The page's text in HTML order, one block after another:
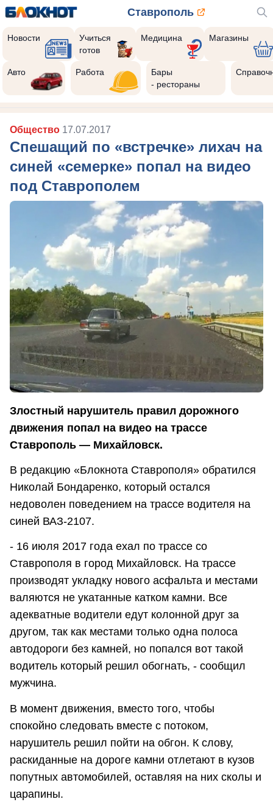
Ставрополь
Новости
Учиться
готов
Медицина Магазины
Авто Работа
Бары
- рестораны
Общество 17.07.2017
Спешащий по «встречке» лихач на
синей «семерке» попал на видео
под Ставрополем
Злостный нарушитель правил дорожного
движения попал на видео на трассе
Ставрополь — Михайловск.
В редакцию «Блокнота Ставрополя» обратился
Николай Бондаренко, который остался
недоволен поведением на трассе водителя на
синей ВАЗ-2107.
- 16 июля 2017 года ехал по трассе со
Ставрополя в город Михайловск. На трассе
производят укладку нового асфальта и местами
валяются не укатанные катком камни. Все
адекватные водители едут колонной друг за
другом, так как местами только одна полоса
автодороги без камней, но попался вот такой
водитель который решил обогнать, - сообщил
мужчина.
В момент движения, вместо того, чтобы
спокойно следовать вместе с потоком,
нарушитель решил пойти на обгон. К слову,
раскиданные на дороге камни отлетают в кузов
попутных автомобилей, оставляя на них сколы и
царапины.